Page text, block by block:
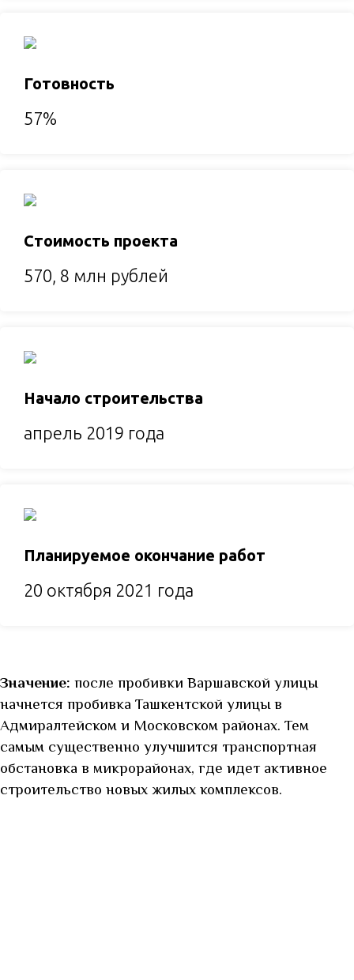
Готовность
57%
Стоимость проекта
570, 8 млн рублей
Начало строительства
апрель 2019 года
Планируемое окончание работ
20 октября 2021 года
Значение: после пробивки Варшавской улицы
начнется пробивка Ташкентской улицы в
Адмиралтейском и Московском районах. Тем
самым существенно улучшится транспортная
обстановка в микрорайонах, где идет активное
строительство новых жилых комплексов.